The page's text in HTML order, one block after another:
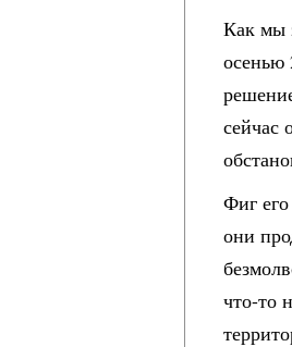
Как мы
осенью
сейчас
Фиг
они
что-то